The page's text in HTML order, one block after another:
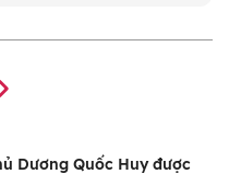
Dương Quốc Huy được